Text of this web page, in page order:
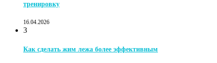
тренировку
16.04.2026
3
Как сделать жим лежа более эффективным